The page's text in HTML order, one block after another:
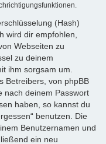
(Hash)
wird dir empfohlen,
Webseiten zu
zu deinem
ihm sorgsam um.
Betreibers, von phpBB
nach deinem Passwort
haben, so kannst du
benutzen. Die
Benutzernamen und
ein neu